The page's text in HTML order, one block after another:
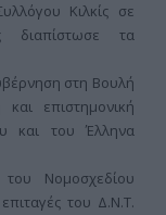
Κιλκίς σε
διαπίστωσε τα
στη Βουλή
επιστημονική
και του Έλληνα
Νομοσχεδίου
του Δ.Ν.Τ.